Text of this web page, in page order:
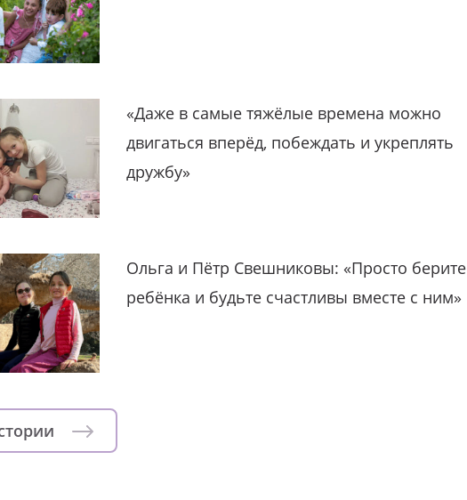
«Даже в самые тяжёлые времена можно
двигаться вперёд, побеждать и укреплять
дружбу»
Ольга и Пётр Свешниковы: «Просто берите
ребёнка и будьте счастливы вместе с ним»